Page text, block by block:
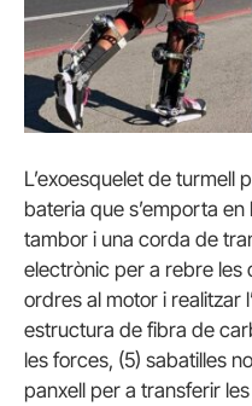
L’exoesquelet de turmell
bateria que s’emporta
tambor i una corda de
electrònic per a rebre les
ordres al motor i realitzar
estructura de fibra de
les forces, (5) sabatilles
panxell per a transferir